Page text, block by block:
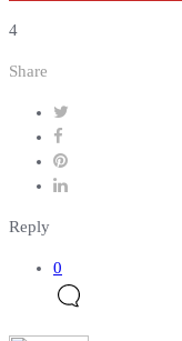
4
Share
Reply
0